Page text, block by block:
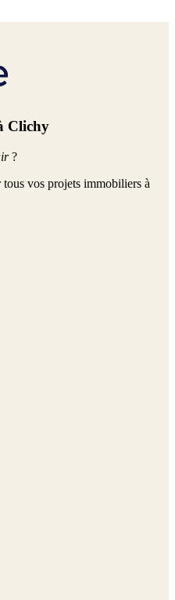
Clichy
?
vos projets immobiliers à